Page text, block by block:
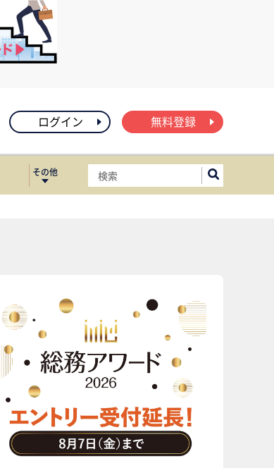
ログイン 無料登録
その他